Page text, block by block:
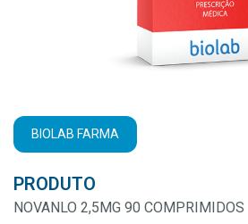
BIOLAB FARMA
PRODUTO
NOVANLO 2,5MG 90 COMPRIMIDOS